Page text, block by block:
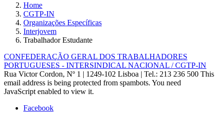
Home
CGTP-IN
Organizações Específicas
Interjovem
Trabalhador Estudante
CONFEDERAÇÃO GERAL DOS TRABALHADORES
PORTUGUESES - INTERSINDICAL NACIONAL / CGTP-IN
Rua Victor Cordon, Nº 1 | 1249-102 Lisboa | Tel.: 213 236 500 This
email address is being protected from spambots. You need
JavaScript enabled to view it.
Facebook